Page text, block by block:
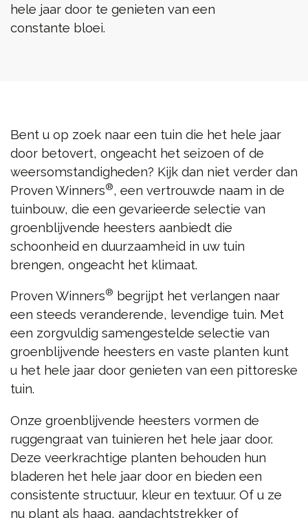
hele jaar door te genieten van een
constante bloei.
Bent u op zoek naar een tuin die het hele jaar
door betovert, ongeacht het seizoen of de
weersomstandigheden? Kijk dan niet verder dan
Proven Winners®, een vertrouwde naam in de
tuinbouw, die een gevarieerde selectie van
groenblijvende heesters aanbiedt die
schoonheid en duurzaamheid in uw tuin
brengen, ongeacht het klimaat.
Proven Winners® begrijpt het verlangen naar
een steeds veranderende, levendige tuin. Met
een zorgvuldig samengestelde selectie van
groenblijvende heesters en vaste planten kunt
u het hele jaar door genieten van een pittoreske
tuin.
Onze groenblijvende heesters vormen de
ruggengraat van tuinieren het hele jaar door.
Deze veerkrachtige planten behouden hun
bladeren het hele jaar door en bieden een
consistente structuur, kleur en textuur. Of u ze
nu plant als haag, aandachtstrekker of